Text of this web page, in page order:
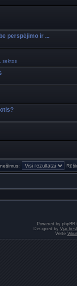
perspėjimo ir ...
sektos
Powered by phpBB
Designed by
Vertė